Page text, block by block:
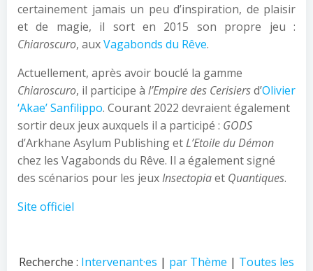
certainement jamais un peu d’inspiration, de plaisir
et de magie, il sort en 2015 son propre jeu :
Chiaroscuro, auxVagabonds du Rêve.
Actuellement, après avoir bouclé la gamme
Chiaroscuro, il participe à l’Empire des Cerisiersd’Olivier
‘Akae’ Sanfilippo. Courant 2022 devraient également
sortir deux jeux auxquels il a participé : GODS
d’Arkhane Asylum Publishing etL’Etoile du Démon
chez les Vagabonds du Rêve. Il a également signé
des scénarios pour les jeuxInsectopiaet Quantiques.
Site officiel
Recherche : Intervenant·es | par Thème | Toutes les